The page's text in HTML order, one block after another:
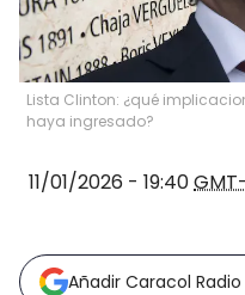
Lista Clinton: ¿qué
haya ingresado?
11/01/2026 - 19:40
Añadir Caracol